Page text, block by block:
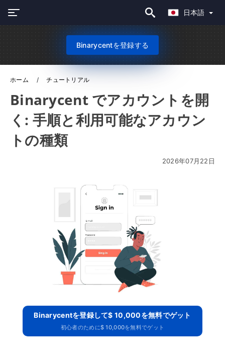
日本語
Binarycentを登録する
ホーム チュートリアル
Binarycent でアカウントを開
く: 手順と利用可能なアカウン
トの種類
2026年07月22日
Binarycentを登録して$ 10,000を無料でゲット
初心者のために$ 10,000を無料でゲット